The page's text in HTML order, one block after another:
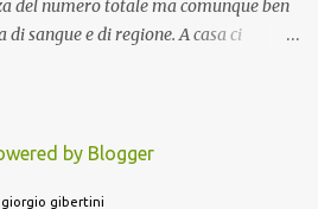
del numero totale ma comunque ben
sangue e di regione. A casa ci
by Blogger
giorgio gibertini